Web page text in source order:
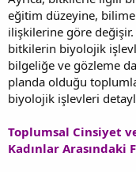
eğitim düzeyine, bilime
ilişkilerine göre
bitkilerin biyolojik
bilgeliğe ve gözleme
planda olduğu
biyolojik işlevleri
Toplumsal Cinsiyet
Kadınlar Arasındaki